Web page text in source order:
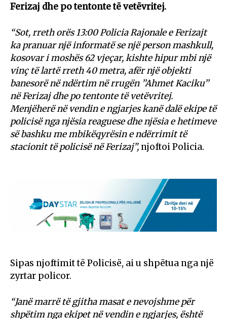
Ferizaj dhe po tentonte të vetëvritej.
“Sot, rreth orës 13:00 Policia Rajonale e Ferizajt
ka pranuar një informatë se një person mashkull,
kosovar i moshës 62 vjeçar, kishte hipur mbi një
vinç të lartë rreth 40 metra, afër një objekti
banesorë në ndërtim në rrugën ’’Ahmet Kaciku’’
në Ferizaj dhe po tentonte të vetëvritej.
Menjëherë në vendin e ngjarjes kanë dalë ekipe të
policisë nga njësia reaguese dhe njësia e hetimeve
së bashku me mbikëqyrësin e ndërrimit të
stacionit të policisë në Ferizaj”, njoftoi Policia.
Sipas njoftimit të Policisë, ai u shpëtua nga një
zyrtar policor.
“Janë marrë të gjitha masat e nevojshme për
shpëtim nga ekipet në vendin e ngjarjes, është